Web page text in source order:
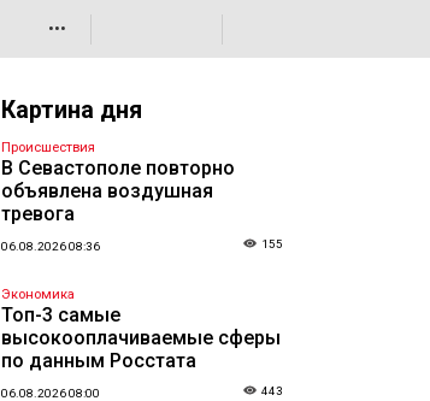
•••
Картина дня
Происшествия
В Севастополе повторно
объявлена воздушная
тревога
06.08.2026 08:36 155
Экономика
Топ-3 самые
высокооплачиваемые сферы
по данным Росстата
06.08.2026 08:00 443